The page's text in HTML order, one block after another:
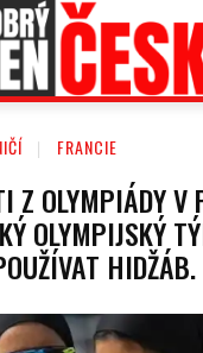
FRANCIE
Z OLYMPIÁDY
OLYMPIJSKÝ
HIDŽÁB.